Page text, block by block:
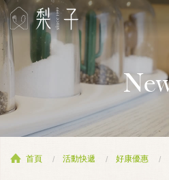
首頁 活動快遞 好康優惠